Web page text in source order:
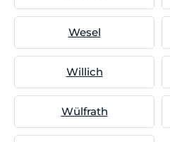
Wesel
Willich
Wülfrath